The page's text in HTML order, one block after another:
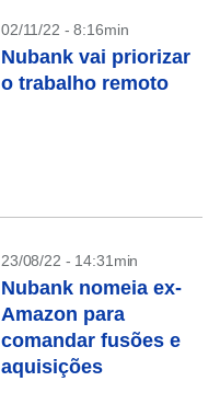
02/11/22 - 8:16min
Nubank vai priorizar
o trabalho remoto
23/08/22 - 14:31min
Nubank nomeia ex-
Amazon para
comandar fusões e
aquisições